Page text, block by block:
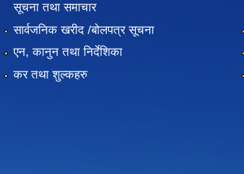
सूचना तथा समाचार
सार्वजनिक खरीद /बोलपत्र सूचना
एन, कानुन तथा निर्देशिका
कर तथा शुल्कहरु